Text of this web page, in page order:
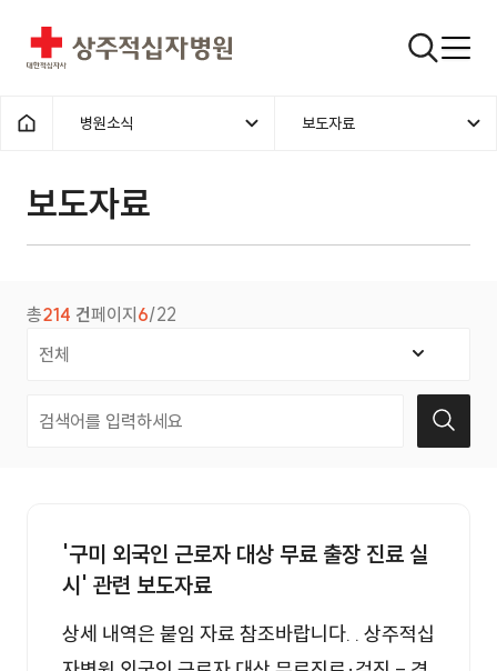
상주적십자병원 검색창
홈으로
병원소식 보도자료
보도자료
총214 건페이지 6/22
'구미 외국인 근로자 대상 무료 출장 진료 실
시' 관련 보도자료
상세 내역은 붙임 자료 참조바랍니다. . 상주적십